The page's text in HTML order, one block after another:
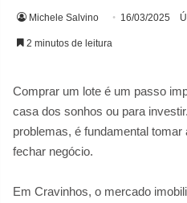
Michele Salvino 16/03/2025
2 minutos de leitura
Comprar um lote é um passo
casa dos sonhos ou para
problemas, é fundamental
fechar negócio.
Em Cravinhos, o mercado